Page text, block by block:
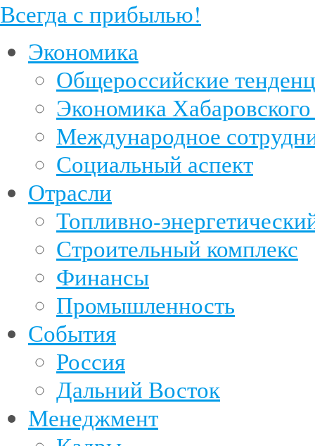
Всегда с прибылью!
Экономика
Общероссийские
Экономика Хабаровского
Международное
Социальный аспект
Отрасли
Топливно-
Строительный комплекс
Финансы
Промышленность
События
Россия
Дальний Восток
Менеджмент